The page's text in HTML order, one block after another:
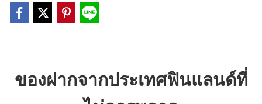
ของฝากจากประเทศฟินแลนด์ที่